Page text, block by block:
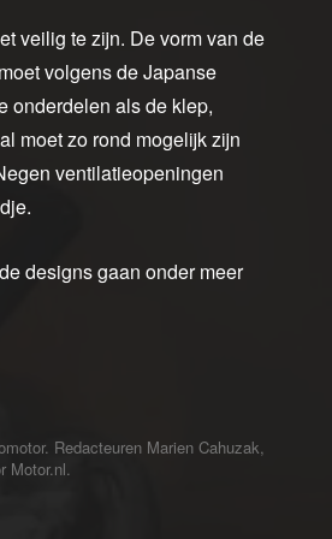
veilig te zijn. De vorm van de
volgens de Japanse
onderdelen als de klep,
moet zo rond mogelijk zijn
ventilatieopeningen
designs gaan onder meer
Redacteuren Marien Cahuzak,
Motor.nl.